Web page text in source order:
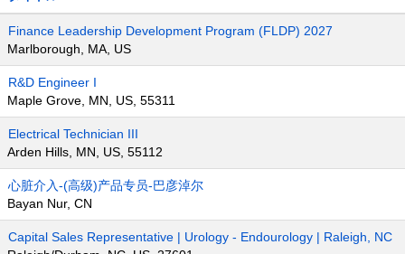
Finance Leadership Development Program (FLDP) 2027
Marlborough, MA, US
R&D Engineer I
Maple Grove, MN, US, 55311
Electrical Technician III
Arden Hills, MN, US, 55112
心脏介入-(高级)产品专员-巴彦淖尔
Bayan Nur, CN
Capital Sales Representative | Urology - Endourology | Raleigh, NC